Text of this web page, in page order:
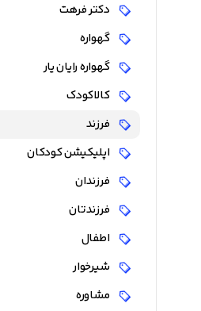
دکتر فرهت
گهواره
گهواره رایان یار
کالاکودک
فرزند
اپلیکیشن کودکان
فرزندان
فرزندتان
اطفال
شیرخوار
مشاوره